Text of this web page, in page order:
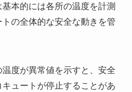
本的には各所の温度を計測
の全体的な安全な動きを管
度が異常値を示すと、安全
ュートが停止することがあ